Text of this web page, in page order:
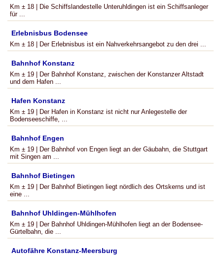
Km ± 18 | Die Schiffslandestelle Unteruhldingen ist ein Schiffsanleger
für ...
Erlebnisbus Bodensee
Km ± 18 | Der Erlebnisbus ist ein Nahverkehrsangebot zu den drei ...
Bahnhof Konstanz
Km ± 19 | Der Bahnhof Konstanz, zwischen der Konstanzer Altstadt
und dem Hafen ...
Hafen Konstanz
Km ± 19 | Der Hafen in Konstanz ist nicht nur Anlegestelle der
Bodenseeschiffe, ...
Bahnhof Engen
Km ± 19 | Der Bahnhof von Engen liegt an der Gäubahn, die Stuttgart
mit Singen am ...
Bahnhof Bietingen
Km ± 19 | Der Bahnhof Bietingen liegt nördlich des Ortskerns und ist
eine ...
Bahnhof Uhldingen-Mühlhofen
Km ± 19 | Der Bahnhof Uhldingen-Mühlhofen liegt an der Bodensee-
Gürtelbahn, die ...
Autofähre Konstanz-Meersburg